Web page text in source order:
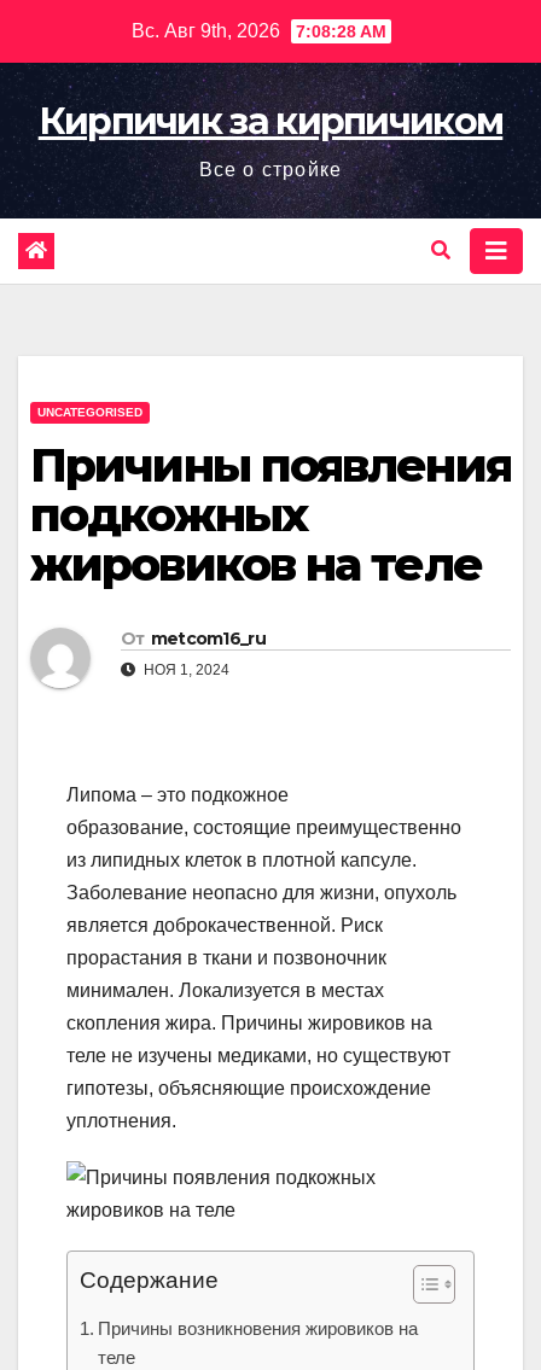
содержимому
Вс. Авг 9th, 2026 7:08:29 AM
Кирпичик за кирпичиком
Все о стройке
UNCATEGORISED
Причины появления
подкожных
жировиков на теле
От metcom16_ru
НОЯ 1, 2024
Липома – это подкожное
образование, состоящие преимущественно
из липидных клеток в плотной капсуле.
Заболевание неопасно для жизни, опухоль
является доброкачественной. Риск
прорастания в ткани и позвоночник
минимален. Локализуется в местах
скопления жира. Причины жировиков на
теле не изучены медиками, но существуют
гипотезы, объясняющие происхождение
уплотнения.
Содержание
Причины возникновения жировиков на
теле